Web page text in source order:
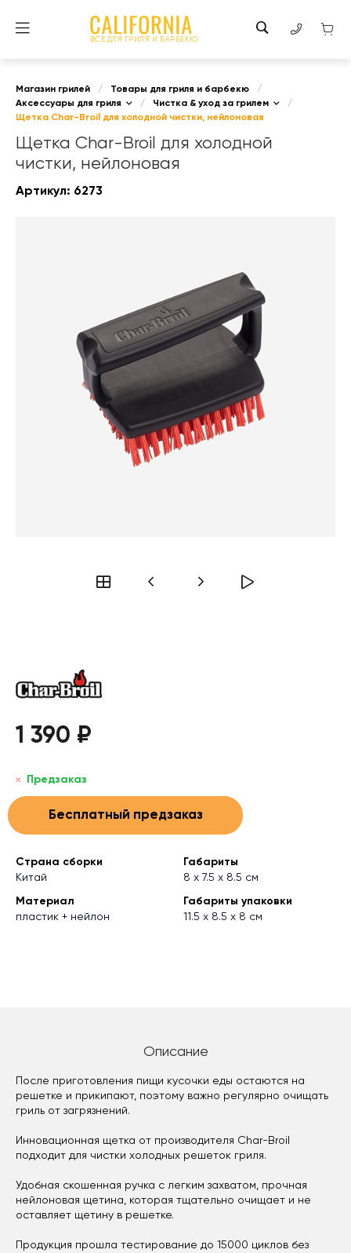
ВСЕ ДЛЯ ГРИЛЯ И БАРБЕКЮ
Магазин грилей / Товары для гриля и барбекю
/
Аксессуары для гриля
/ Чистка & уход за грилем
/
Щетка Char-Broil для холодной чистки, нейлоновая
Щетка Char-Broil для холодной
чистки, нейлоновая
Артикул: 6273
1 390 ₽
Предзаказ
Бесплатный предзаказ
Страна сборки
Китай
Габариты
8 х 7.5 х 8.5 см
Материал
пластик + нейлон
Габариты упаковки
11.5 х 8.5 х 8 см
Описание
После приготовления пищи кусочки еды остаются на
решетке и прикипают, поэтому важно регулярно очищать
гриль от загрязнений.
Инновационная щетка от производителя Char-Broil
подходит для чистки холодных решеток гриля.
Удобная скошенная ручка с легким захватом, прочная
нейлоновая щетина, которая тщательно очищает и не
оставляет щетину в решетке.
Продукция прошла тестирование до 15000 циклов без